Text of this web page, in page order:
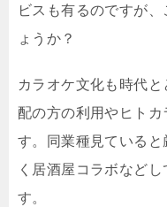
ビスも有るのですが
ょうか？
カラオケ文化も時代
配の方の利用やヒト
す。同業種見ていると
く居酒屋コラボなど
す。